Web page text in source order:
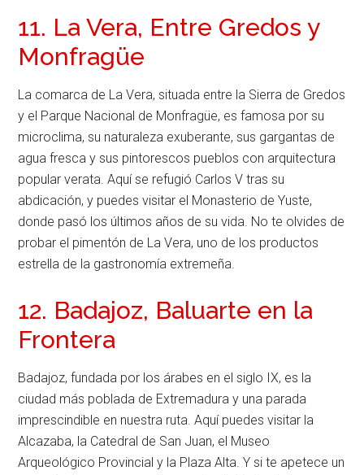
11. La Vera, Entre Gredos y
Monfragüe
La comarca de La Vera, situada entre la Sierra de Gredos
y el Parque Nacional de Monfragüe, es famosa por su
microclima, su naturaleza exuberante, sus gargantas de
agua fresca y sus pintorescos pueblos con arquitectura
popular verata. Aquí se refugió Carlos V tras su
abdicación, y puedes visitar el Monasterio de Yuste,
donde pasó los últimos años de su vida. No te olvides de
probar el pimentón de La Vera, uno de los productos
estrella de la gastronomía extremeña.
12. Badajoz, Baluarte en la
Frontera
Badajoz, fundada por los árabes en el siglo IX, es la
ciudad más poblada de Extremadura y una parada
imprescindible en nuestra ruta. Aquí puedes visitar la
Alcazaba, la Catedral de San Juan, el Museo
Arqueológico Provincial y la Plaza Alta. Y si te apetece un